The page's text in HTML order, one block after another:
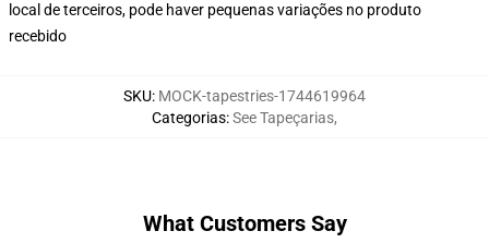
local de terceiros, pode haver pequenas variações no produto
recebido
SKU: MOCK-tapestries-1744619964
Categorias:See Tapeçarias,
What Customers Say